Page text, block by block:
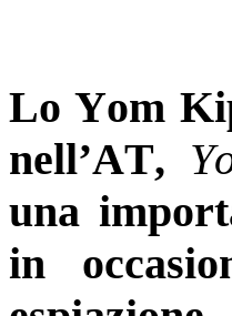
Lo Yom
nell’AT,
una
in